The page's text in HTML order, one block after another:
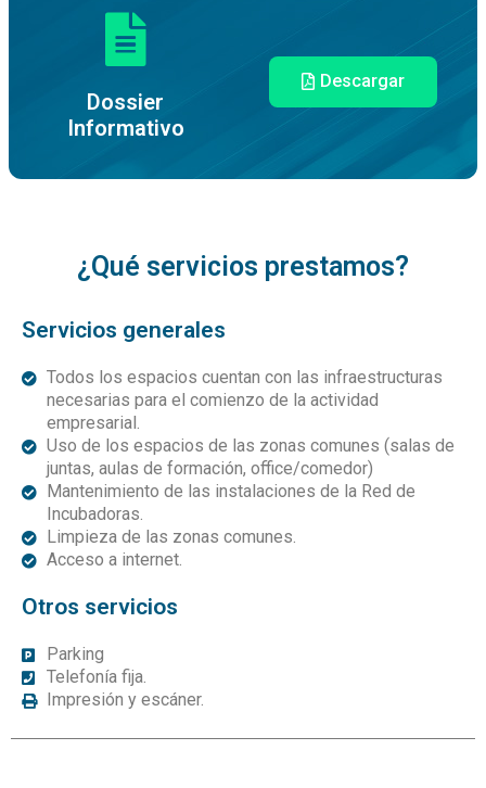
Dossier
Informativo
Descargar
¿Qué servicios prestamos?
Servicios generales
Todos los espacios cuentan con las infraestructuras
necesarias para el comienzo de la actividad
empresarial.
Uso de los espacios de las zonas comunes (salas de
juntas, aulas de formación, office/comedor)
Mantenimiento de las instalaciones de la Red de
Incubadoras.
Limpieza de las zonas comunes.
Acceso a internet.
Otros servicios
Parking
Telefonía fija.
Impresión y escáner.